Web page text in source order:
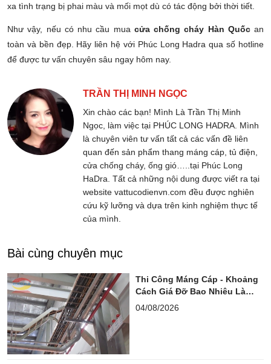
xa tình trạng bị phai màu và mối mọt dù có tác động bởi thời tiết.
Như vậy, nếu có nhu cầu mua cửa chống cháy Hàn Quốcan
toàn và bền đẹp. Hãy liên hệ với Phúc Long Hadra qua số hotline
để được tư vấn chuyên sâu ngay hôm nay.
TRẦN THỊ MINH NGỌC
Xin chào các bạn! Mình Là Trần Thị Minh
Ngọc, làm việc tại PHÚC LONG HADRA. Mình
là chuyên viên tư vấn tất cả các vấn đề liên
quan đến sản phẩm thang máng cáp, tủ điện,
cửa chống cháy, ống gió…..tại Phúc Long
HaDra. Tất cả những nội dung được viết ra tại
website vattucodienvn.com đều được nghiên
cứu kỹ lưỡng và dựa trên kinh nghiệm thực tế
của mình.
Bài cùng chuyên mục
Thi Công Máng Cáp - Khoảng
Cách Giá Đỡ Bao Nhiêu Là
Chuẩn?
04/08/2026